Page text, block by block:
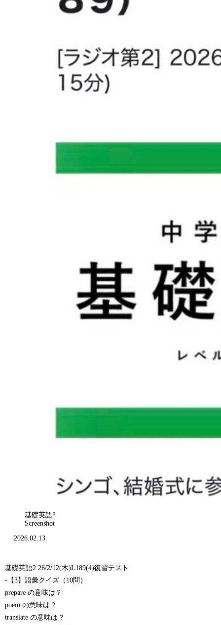
基礎英語2
Screenshot
2026.02.13
基礎英語2 26/2/12(木)L189(4)復習テスト
-【3】語彙クイズ（10問）
prepare の意味は？
poem の意味は？
translate の意味は？